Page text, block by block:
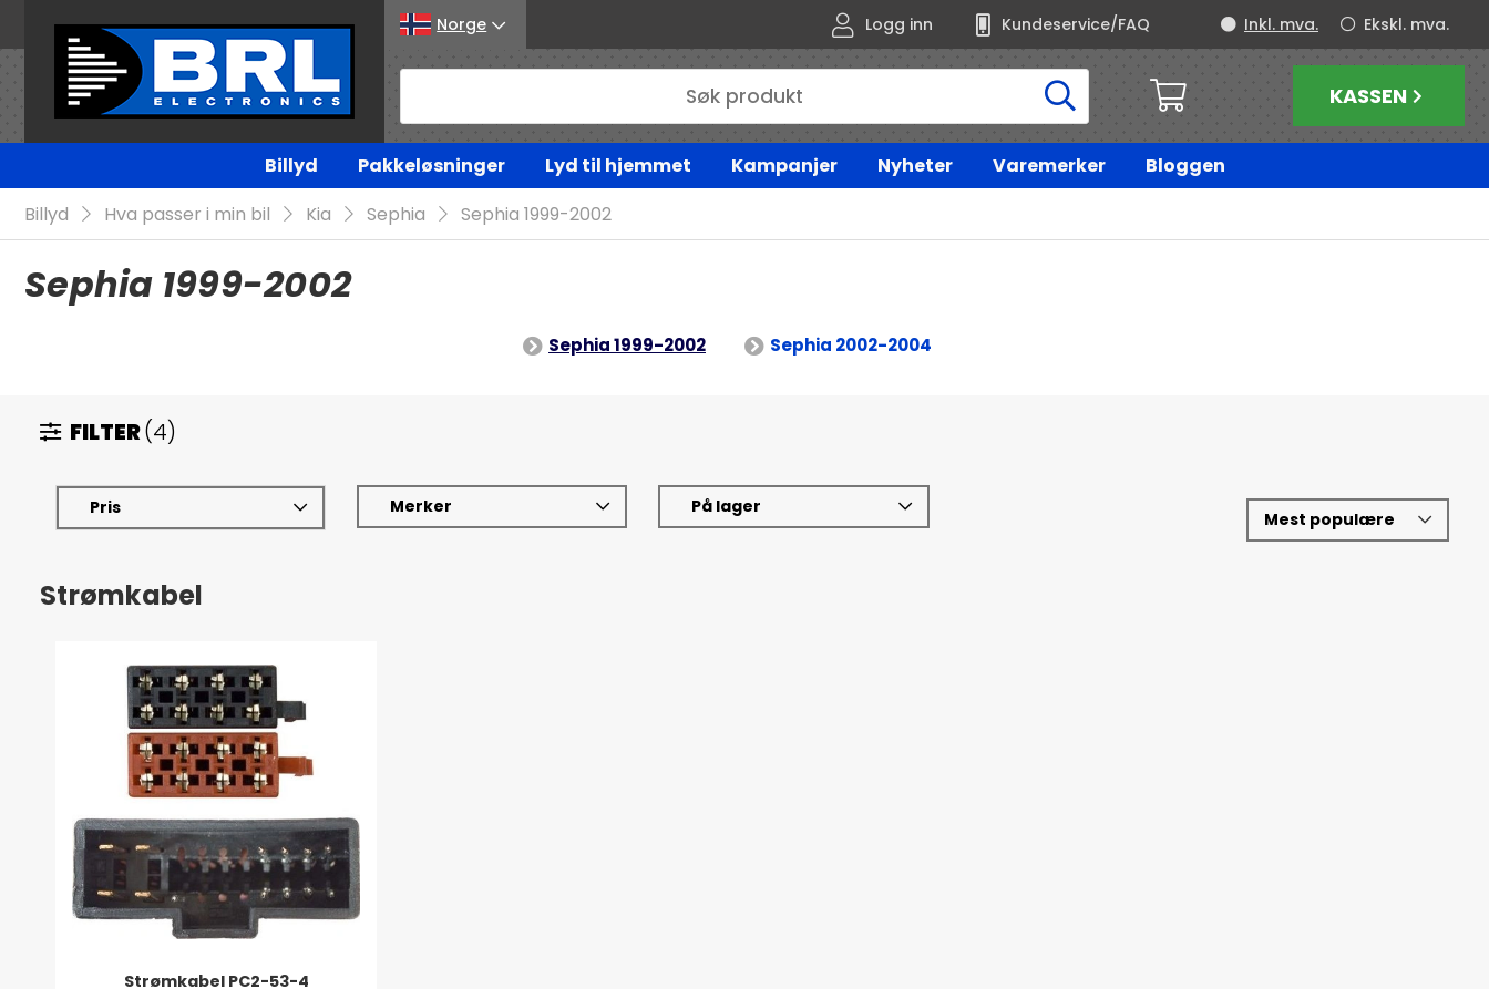
Norge Logg inn Kundeservice/FAQ Ekskl. mva.
Inkl. mva.
KASSEN
Billyd Pakkeløsninger Lyd til hjemmet Kampanjer Nyheter Varemerker
Bloggen
Billyd
Hva passer i min bil Kia Sephia Sephia 1999-2002
Sephia 1999-2002
Sephia 1999-2002 Sephia 2002-2004
FILTER(4)
Pris Merker På lager
Strømkabel
Strømkabel PC2-53-4